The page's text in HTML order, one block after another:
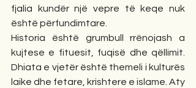
fjalia kundër një vepre të keqe nuk
është përfundimtare.
Historia është grumbull rrënojash a
kujtese e fituesit, fuqisë dhe qëllimit.
Dhiata e vjetër është themeli i kulturës
laike dhe fetare, krishtere e islame. Aty